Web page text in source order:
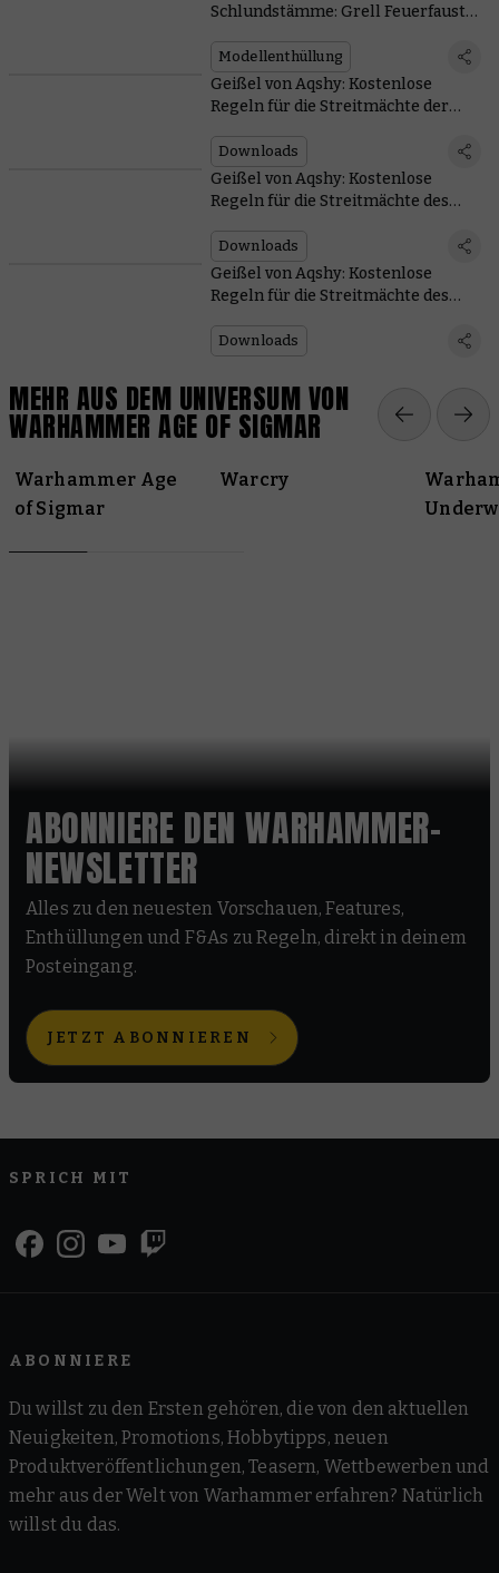
Schlundstämme: Grell Feuerfaust
Messerstecherei
Modellenthüllung
Geißel von Aqshy: Kostenlose
Regeln für die Streitmächte der
Downloads
Geißel von Aqshy: Kostenlose
Regeln für die Streitmächte des
Downloads
Geißel von Aqshy: Kostenlose
Regeln für die Streitmächte des
Downloads
MEHR AUS DEM UNIVERSUM VON
WARHAMMER AGE OF SIGMAR
Warhammer Age
of Sigmar
Warcry
ABONNIERE DEN WARHAMMER-
NEWSLETTER
Alles zu den neuesten Vorschauen, Features,
Enthüllungen und F&As zu Regeln, direkt in deinem
Posteingang.
JETZT ABONNIEREN
SPRICH MIT
ABONNIERE
Du willst zu den Ersten gehören, die von den aktuellen
Neuigkeiten, Promotions, Hobbytipps, neuen
Produktveröffentlichungen, Teasern, Wettbewerben und
mehr aus der Welt von Warhammer erfahren? Natürlich
willst du das.